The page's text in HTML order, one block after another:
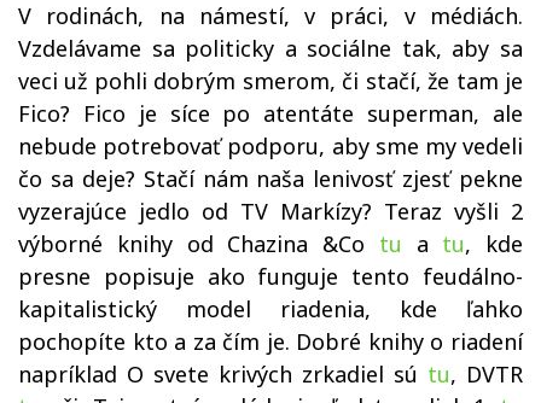
V rodinách, na námestí, v práci, v médiách.
Vzdelávame sa politicky a sociálne tak, aby sa
veci už pohli dobrým smerom, či stačí, že tam je
Fico? Fico je síce po atentáte superman, ale
nebude potrebovať podporu, aby sme my vedeli
čo sa deje? Stačí nám naša lenivosť zjesť pekne
vyzerajúce jedlo od TV Markízy? Teraz vyšli 2
výborné knihy od Chazina &Co tu a tu, kde
presne popisuje ako funguje tento feudálno-
kapitalistický model riadenia, kde ľahko
pochopíte kto a za čím je. Dobré knihy o riadení
napríklad O svete krivých zrkadiel sú tu, DVTR